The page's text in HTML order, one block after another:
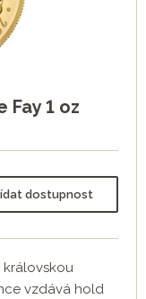
Fay 1 oz
dostupnost
královskou
vzdává hold